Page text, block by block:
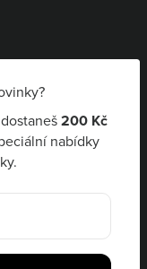
200 Kč
nabídky